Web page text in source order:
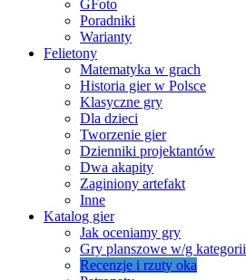
GFoto
Poradniki
Warianty
Felietony
Matematyka w grach
Historia gier w Polsce
Klasyczne gry
Dla dzieci
Tworzenie gier
Dzienniki projektantów
Dwa akapity
Zaginiony artefakt
Inne
Katalog gier
Jak oceniamy gry
Gry planszowe w/g kategorii
Recenzje i rzuty oka